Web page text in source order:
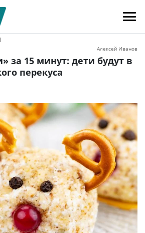
Алексей Иванов
за 15 минут: дети будут в
перекуса